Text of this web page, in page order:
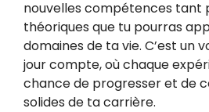
nouvelles compétences tant
théoriques que tu pourras
domaines de ta vie. C’est un
jour compte, où chaque
chance de progresser et de
solides de ta carrière.